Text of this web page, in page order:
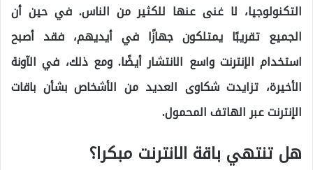
التكنولوجيا، لا غنى عنها للكثير من الناس. في حين أن
الجميع تقريبًا يمتلكون جهازًا في أيديهم، فقد أصبح
استخدام الإنترنت واسع الانتشار أيضًا. ومع ذلك، في الآونة
الأخيرة، تزايدت شكاوى العديد من الأشخاص بشأن باقات
الإنترنت عبر الهاتف المحمول.
هل تنتهي باقة الانترنت مبكرا؟